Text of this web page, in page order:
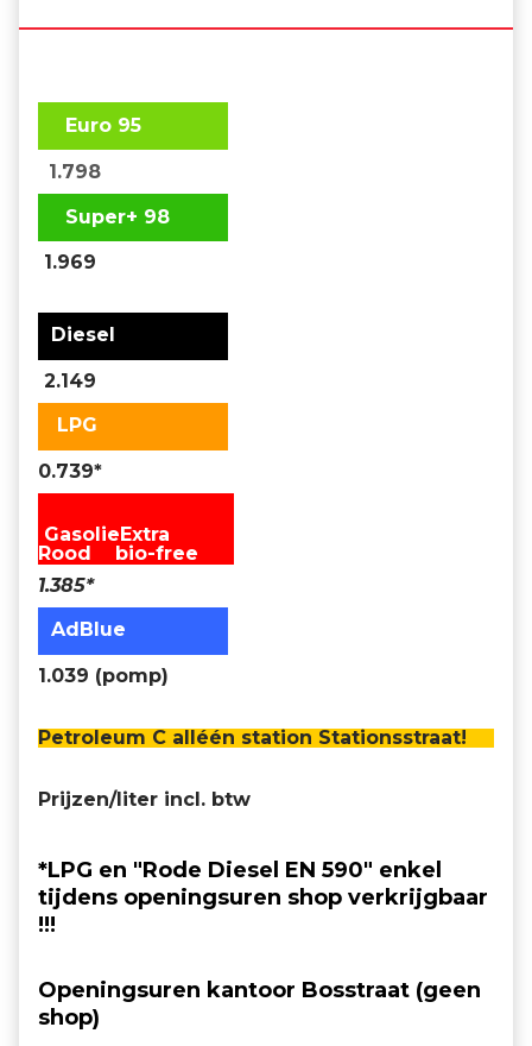
Euro 95
1.798
Super+ 98
1.969
Diesel
2.149
LPG
0.739*
GasolieExtra
Rood bio-free
1.385*
AdBlue
1.039 (pomp)
Petroleum C alléén station Stationsstraat!
Prijzen/liter incl. btw
*LPG en "Rode Diesel EN 590" enkel
tijdens openingsuren shop verkrijgbaar
!!!
Openingsuren kantoor Bosstraat (geen
shop)